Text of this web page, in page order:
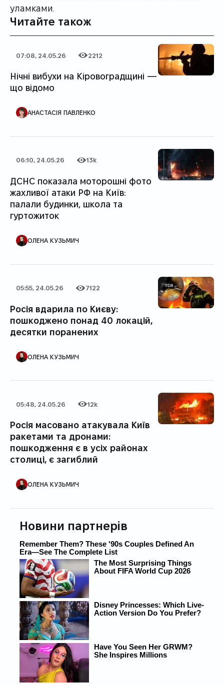
уламками.
Читайте також
Дата публікації
07:08, 24.05.26
Категорія
Кількість переглядів
2212
Нічні вибухи на Кіровоградщині —
що відомо
АНАСТАСІЯ ПАВЛЕНКО
Дата публікації
06:10, 24.05.26
Категорія
Кількість переглядів
13k
ДСНС показала моторошні фото
жахливої атаки РФ на Київ:
палали будинки, школа та
гуртожиток
ОЛЕНА КУЗЬМИЧ
Дата публікації
05:55, 24.05.26
Категорія
Кількість переглядів
7122
Росія вдарила по Києву:
пошкоджено понад 40 локацій,
десятки поранених
ОЛЕНА КУЗЬМИЧ
Дата публікації
05:48, 24.05.26
Категорія
Кількість переглядів
12k
Росія масовано атакувала Київ
ракетами та дронами:
пошкодження є в усіх районах
столиці, є загиблий
ОЛЕНА КУЗЬМИЧ
Новини партнерів